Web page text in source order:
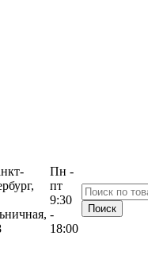
Пн -
пт
9:30
-
18:00